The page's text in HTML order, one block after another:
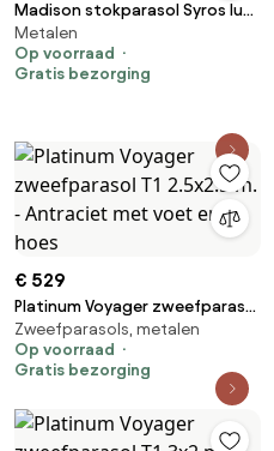
Madison stokparasol Syros luxe
taupe 350 cm.
Metalen
Op voorraad
Gratis bezorging
€ 529
Platinum Voyager zweefparasol
T1 2.5x2.5 m. - Antraciet met
voet en hoes
Zweefparasols, metalen
Op voorraad
Gratis bezorging